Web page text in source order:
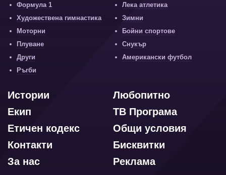
Формула 1
Лека атлетика
Художествена гимнастика
Зимни
Моторни
Бойни спортове
Плуване
Снукър
Други
Американски футбол
Ръгби
Любопитно
Истории
ТВ Програма
Екип
Общи условия
Етичен кодекс
Бисквитки
Контакти
Реклама
За нас